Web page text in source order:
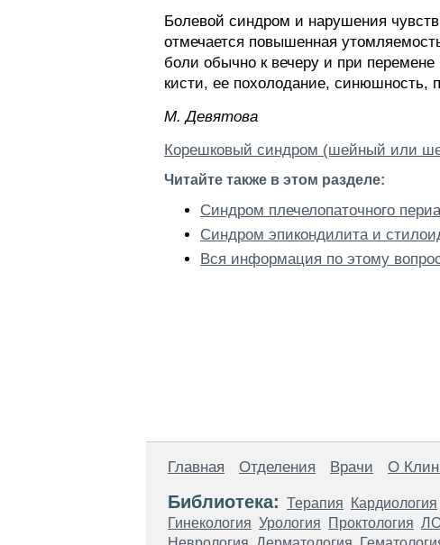
Болевой синдром и нарушения
отмечается повышенная
боли обычно к вечеру и при
кисти, ее похолодание, синюшность,
M. Дeвятoвa
Корешковый синдром (шейный или
Читайте также в этом разделе:
Синдром плечелопаточного
Синдром эпикондилита и
Вся информация по этому
Главная Отделения Врачи О
Библиотека: Терапия Кардиология
Гинекология Урология Проктология